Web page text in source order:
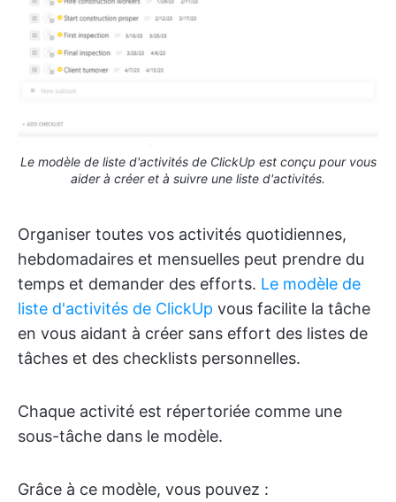
Le modèle de liste d'activités de ClickUp est conçu pour vous
aider à créer et à suivre une liste d'activités.
Organiser toutes vos activités quotidiennes,
hebdomadaires et mensuelles peut prendre du
temps et demander des efforts. Le modèle de
liste d'activités de ClickUp vous facilite la tâche
en vous aidant à créer sans effort des listes de
tâches et des checklists personnelles.
Chaque activité est répertoriée comme une
sous-tâche dans le modèle.
Grâce à ce modèle, vous pouvez :